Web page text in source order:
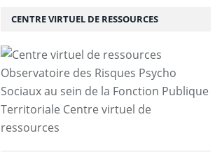
CENTRE VIRTUEL DE RESSOURCES
Observatoire des Risques Psycho
Sociaux au sein de la Fonction Publique
Territoriale Centre virtuel de
ressources